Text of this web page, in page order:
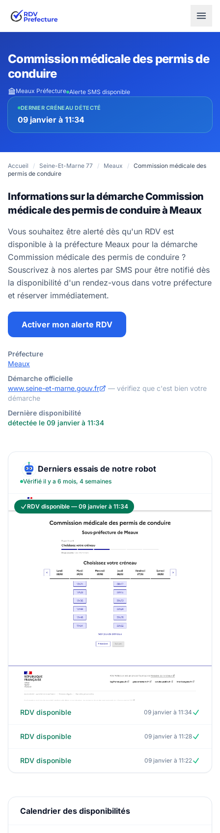
Commission médicale des permis de
conduire
Meaux Préfecture Alerte SMS disponible
DERNIER CRÉNEAU DÉTECTÉ
09 janvier à 11:34
Accueil / Seine-Et-Marne 77 / Meaux / Commission médicale des
permis de conduire
Informations sur la démarche Commission
médicale des permis de conduire à Meaux
Vous souhaitez être alerté dès qu'un RDV est
disponible à la préfecture Meaux pour la démarche
Commission médicale des permis de conduire ?
Souscrivez à nos alertes par SMS pour être notifié dès
la disponibilité d'un rendez-vous dans votre préfecture
et réserver immédiatement.
Activer mon alerte RDV
Préfecture
Meaux
Démarche officielle
www.seine-et-marne.gouv.fr
— vérifiez que c'est bien votre
démarche
Dernière disponibilité
détectée le 09 janvier à 11:34
Derniers essais de notre robot
Vérifié il y a 6 mois, 4 semaines
RDV disponible — 09 janvier à 11:34
RDV disponible 09 janvier à 11:34
RDV disponible 09 janvier à 11:28
RDV disponible 09 janvier à 11:22
Calendrier des disponibilités